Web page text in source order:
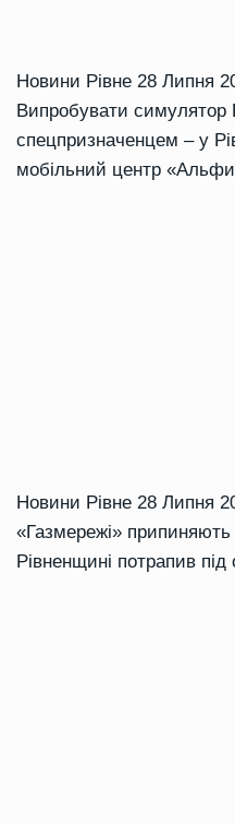
Новини Рівне 28 Липня
Випробувати симулятор
спецпризначенцем – у
мобільний центр
Новини Рівне 28 Липня
«Газмережі» припиняють
Рівненщині потрапив